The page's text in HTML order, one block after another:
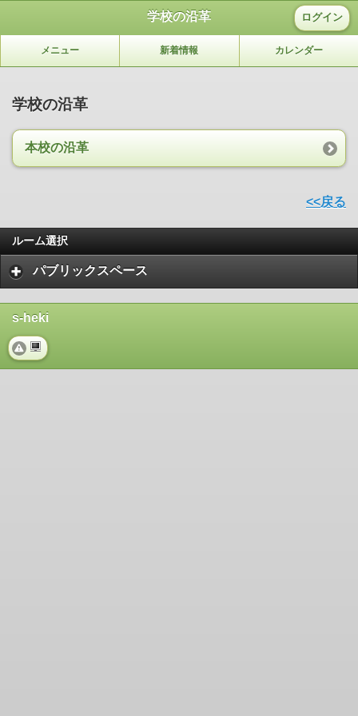
学校の沿革 ログイン
メニュー 新着情報 カレンダー
学校の沿革
本校の沿革
<<戻る
ルーム選択
パブリックスペース
s-heki